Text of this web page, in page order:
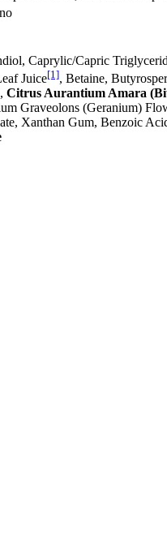
Caprylic/Capric
Juice[1], Betaine,
Citrus Aurantium Amara
Graveolons (Geranium)
Xanthan Gum, Benzoic